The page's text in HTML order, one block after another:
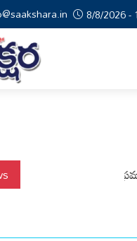
8/8/2026 -
మండలాల ప్రజలు